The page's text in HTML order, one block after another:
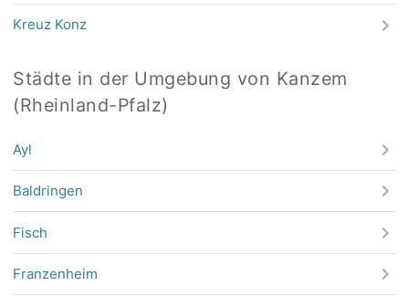
Kreuz Konz
Städte in der Umgebung von Kanzem
(Rheinland-Pfalz)
Ayl
Baldringen
Fisch
Franzenheim